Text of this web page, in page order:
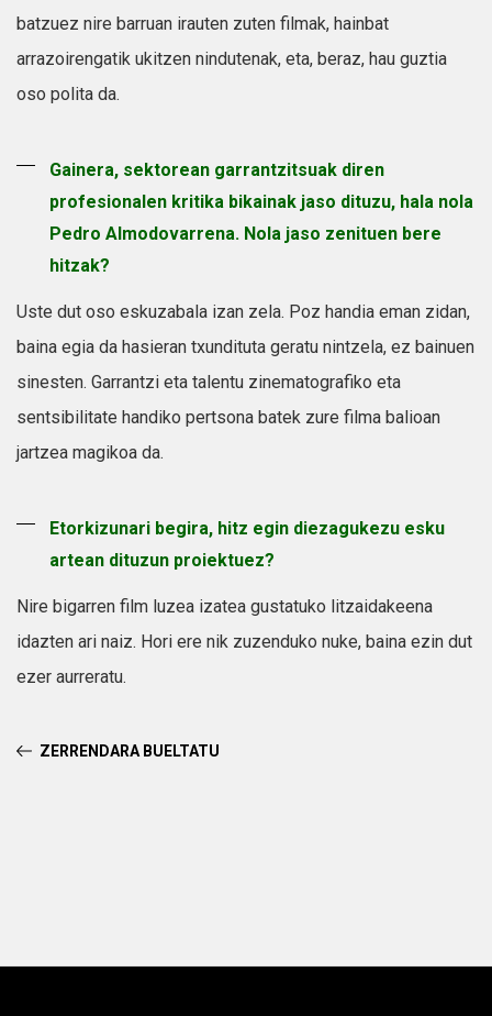
batzuez nire barruan irauten zuten filmak, hainbat
arrazoirengatik ukitzen nindutenak, eta, beraz, hau guztia
oso polita da.
Gainera, sektorean garrantzitsuak diren
profesionalen kritika bikainak jaso dituzu, hala nola
Pedro Almodovarrena. Nola jaso zenituen bere
hitzak?
Uste dut oso eskuzabala izan zela. Poz handia eman zidan,
baina egia da hasieran txundituta geratu nintzela, ez bainuen
sinesten. Garrantzi eta talentu zinematografiko eta
sentsibilitate handiko pertsona batek zure filma balioan
jartzea magikoa da.
Etorkizunari begira, hitz egin diezagukezu esku
artean dituzun proiektuez?
Nire bigarren film luzea izatea gustatuko litzaidakeena
idazten ari naiz. Hori ere nik zuzenduko nuke, baina ezin dut
ezer aurreratu.
ZERRENDARA BUELTATU